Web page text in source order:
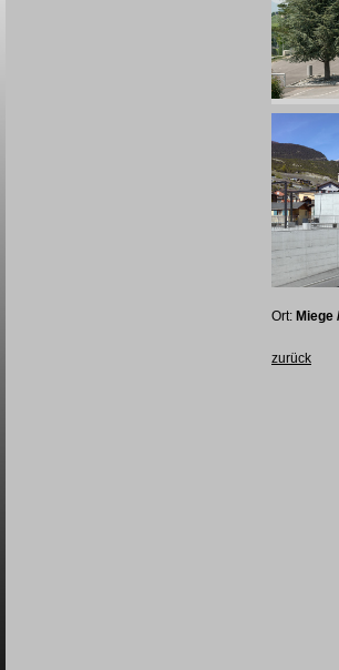
Ort: Miege
zurück